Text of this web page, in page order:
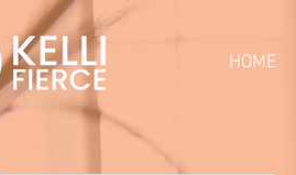
HOME